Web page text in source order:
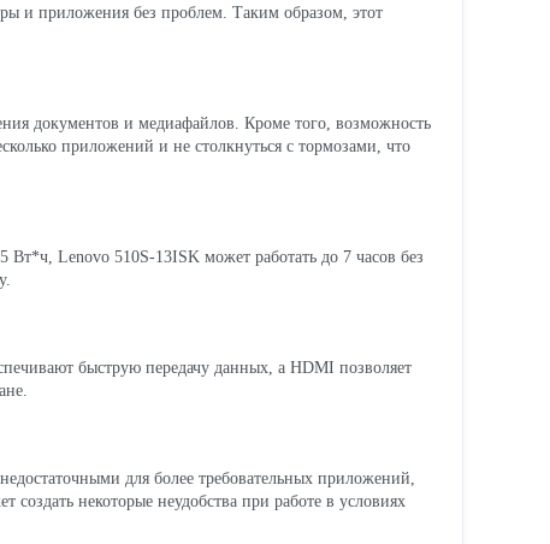
и приложения без проблем. Таким образом, этот
документов и медиафайлов. Кроме того, возможность
приложений и не столкнуться с тормозами, что
Вт*ч, Lenovo 510S-13ISK может работать до 7 часов без
быструю передачу данных, а HDMI позволяет
для более требовательных приложений,
некоторые неудобства при работе в условиях